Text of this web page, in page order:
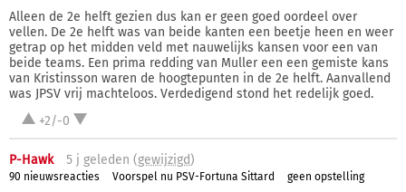
Alleen de 2e helft gezien dus kan er geen goed oordeel over
vellen. De 2e helft was van beide kanten een beetje heen en weer
getrap op het midden veld met nauwelijks kansen voor een van
beide teams. Een prima redding van Muller een een gemiste kans
van Kristinsson waren de hoogtepunten in de 2e helft. Aanvallend
was JPSV vrij machteloos. Verdedigend stond het redelijk goed.
+2/-0
P-Hawk 5 j geleden (gewijzigd)
90 nieuwsreacties Voorspel nu PSV-Fortuna Sittard geen opstelling